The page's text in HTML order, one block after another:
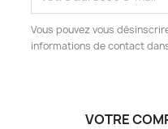
Vous pouvez vous
informations de contact
VOTRE